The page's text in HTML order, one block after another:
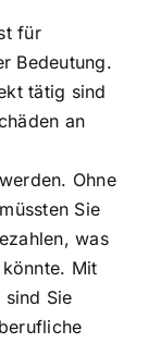
für
Bedeutung.
tätig sind
an
Ohne
Sie
was
Mit
Sie